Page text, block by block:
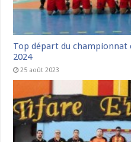
Top départ du championnat
2024
25 août 2023